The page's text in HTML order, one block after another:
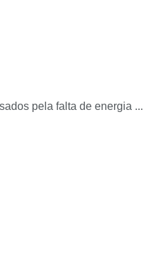
pela falta de energia ...